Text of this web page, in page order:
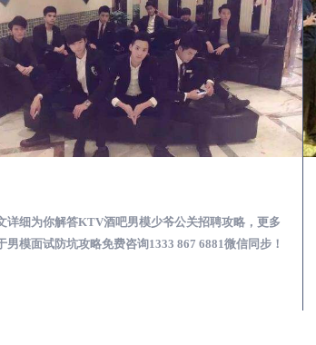
详细为你解答KTV酒吧男模少爷公关招聘攻略，更多
男模面试防坑攻略免费咨询1333 867 6881微信同步！